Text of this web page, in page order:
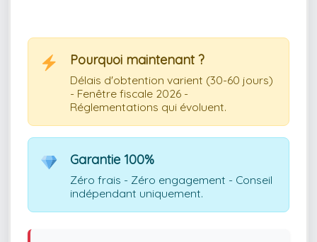
Pourquoi maintenant ?
Délais d'obtention varient (30-60 jours)
- Fenêtre fiscale 2026 -
Réglementations qui évoluent.
Garantie 100%
Zéro frais - Zéro engagement - Conseil
indépendant uniquement.